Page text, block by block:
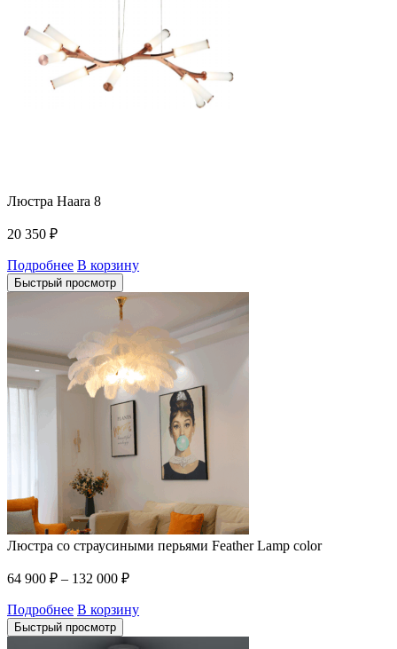
Люстра Haara 8
20 350 ₽
Подробнее В корзину
Быстрый просмотр
Люстра со страусиными перьями Feather Lamp color
64 900 ₽ – 132 000 ₽
Подробнее В корзину
Быстрый просмотр